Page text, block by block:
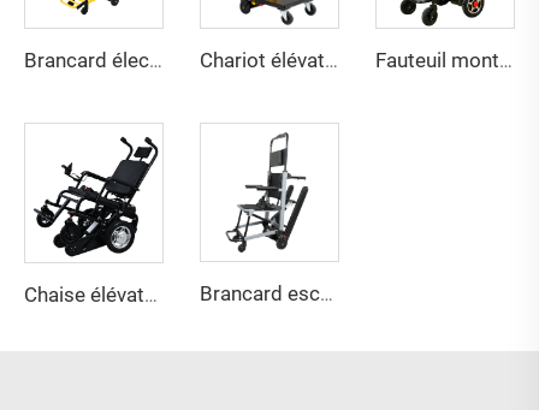
Brancard électrique pour escaliers YHR-LD01 Chariot élévateur à piles YHR-LD03 Fauteuil monte-escalier 2en1 YHR-LD04
Chaise élévatrice électrique YHR-LD06 Brancard escamotable YHR-LD10